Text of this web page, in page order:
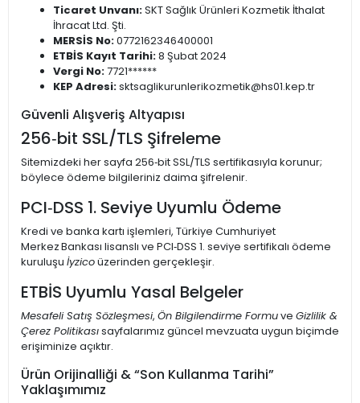
Ticaret Unvanı:SKT Sağlık Ürünleri Kozmetik İthalat
İhracat Ltd. Şti.
MERSİS No:0772162346400001
ETBİS Kayıt Tarihi:8 Şubat 2024
Vergi No:7721******
KEP Adresi:sktsaglikurunlerikozmetik@hs01.kep.tr
Güvenli Alışveriş Altyapısı
256‑bit SSL/TLS Şifreleme
Sitemizdeki her sayfa 256‑bit SSL/TLS sertifikasıyla korunur;
böylece ödeme bilgileriniz daima şifrelenir.
PCI‑DSS 1. Seviye Uyumlu Ödeme
Kredi ve banka kartı işlemleri, Türkiye Cumhuriyet
Merkez Bankası lisanslı ve PCI‑DSS 1. seviye sertifikalı ödeme
kuruluşu İyzicoüzerinden gerçekleşir.
ETBİS Uyumlu Yasal Belgeler
Mesafeli Satış Sözleşmesi, Ön Bilgilendirme Formuve Gizlilik &
Çerez Politikasısayfalarımız güncel mevzuata uygun biçimde
erişiminize açıktır.
Ürün Orijinalliği & “Son Kullanma Tarihi”
Yaklaşımımız